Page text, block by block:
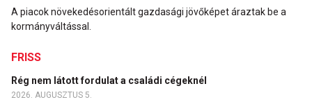
A piacok növekedésorientált gazdasági jövőképet áraztak be a
kormányváltással.
FRISS
Rég nem látott fordulat a családi cégeknél
2026. AUGUSZTUS 5.